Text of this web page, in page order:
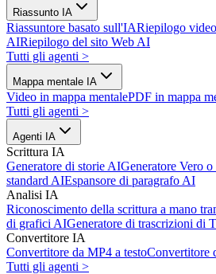
Riassunto IA
Riassuntore basato sull'IARiepilogo
AIRiepilogo del sito Web AI
Tutti gli agenti >
Mappa mentale IA
Video in mappa mentalePDF in mappa
Tutti gli agenti >
Agenti IA
Scrittura IA
Generatore di storie AIGeneratore Vero o
standard AIEspansore di paragrafo AI
Analisi IA
Riconoscimento della scrittura a mano
di grafici AIGeneratore di trascrizioni di
Convertitore IA
Convertitore da MP4 a testoConvertitore
Tutti gli agenti >